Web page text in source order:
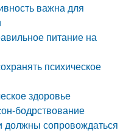
важна для
питание на
психическое
здоровье
бодрствование
должны сопровождаться